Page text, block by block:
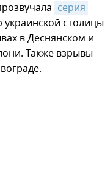
серия
столицы
в Деснянском и
Также взрывы